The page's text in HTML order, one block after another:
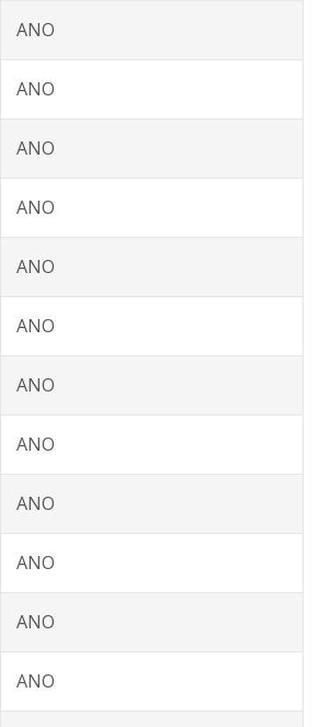
ANO
ANO
ANO
ANO
ANO
ANO
ANO
ANO
ANO
ANO
ANO
ANO